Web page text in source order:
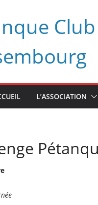
Club
L’ASSOCIATION